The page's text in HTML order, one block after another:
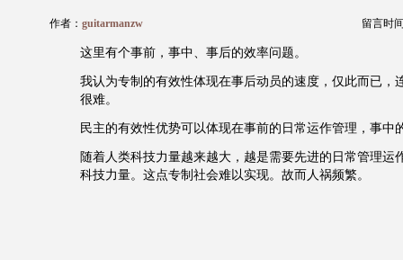
作者： guitarmanzw 留言时
这里有个事前，事中、事后的效率问题。
我认为专制的有效性体现在事后动员的速度，仅此而已，
很难。
民主的有效性优势可以体现在事前的日常运作管理，事中
随着人类科技力量越来越大，越是需要先进的日常管理运
科技力量。这点专制社会难以实现。故而人祸频繁。